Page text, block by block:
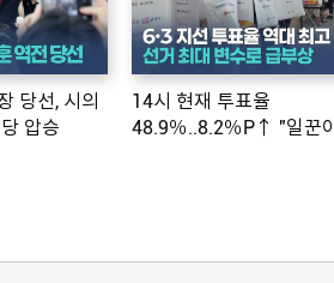
당선, 시의
압승
14시 현재 투표율
48.9％..8.2％P↑ "일꾼이